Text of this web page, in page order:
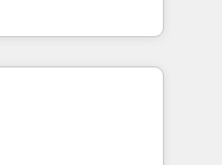
that turn
Named
in 2024,
in the ecosystem,
speaks for itself.